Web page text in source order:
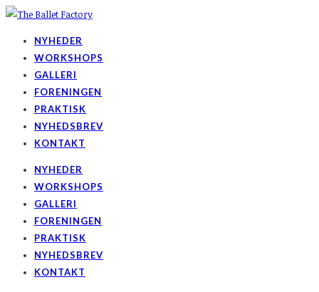
NYHEDER
WORKSHOPS
GALLERI
FORENINGEN
PRAKTISK
NYHEDSBREV
KONTAKT
NYHEDER
WORKSHOPS
GALLERI
FORENINGEN
PRAKTISK
NYHEDSBREV
KONTAKT